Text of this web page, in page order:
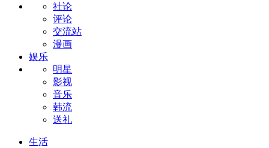
社论
评论
交流站
漫画
娱乐
明星
影视
音乐
韩流
送礼
生活